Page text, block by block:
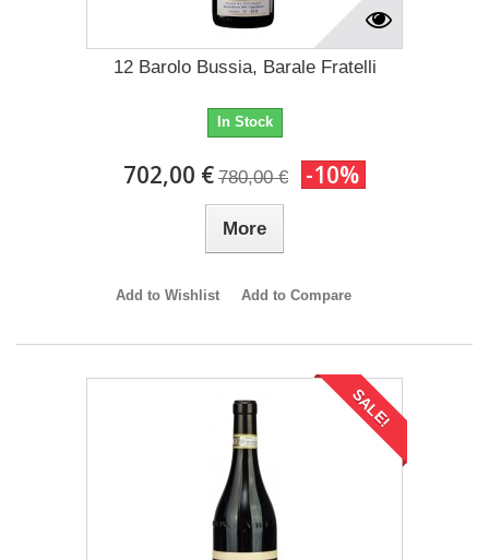
12 Barolo Bussia, Barale Fratelli
In Stock
702,00 € 780,00 € -10%
More
Add to Wishlist Add to Compare
SALE!